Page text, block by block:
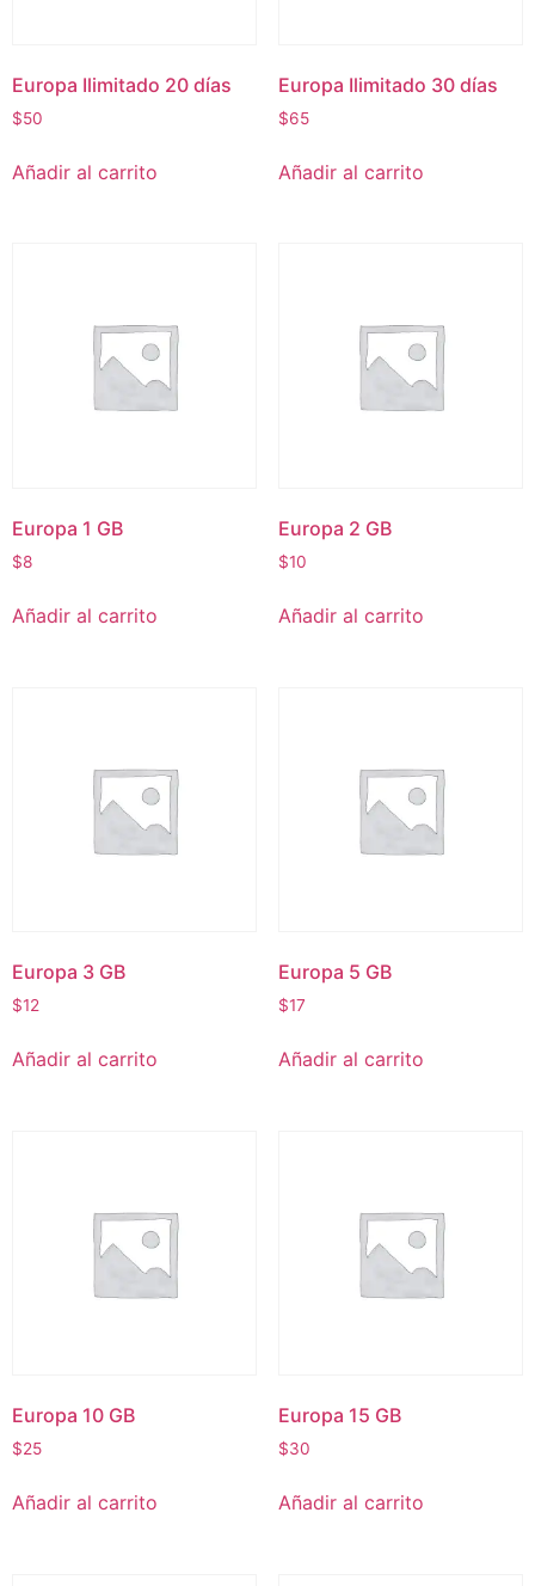
Europa Ilimitado 20 días
$50
Añadir al carrito
Europa Ilimitado 30 días
$65
Añadir al carrito
Europa 1 GB
$8
Añadir al carrito
Europa 2 GB
$10
Añadir al carrito
Europa 3 GB
$12
Añadir al carrito
Europa 5 GB
$17
Añadir al carrito
Europa 10 GB
$25
Añadir al carrito
Europa 15 GB
$30
Añadir al carrito